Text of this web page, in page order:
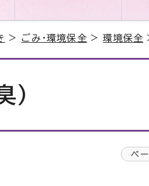
> ごみ・環境保全 >環境保全
）
ペ